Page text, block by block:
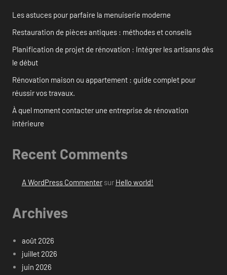
Les astuces pour parfaire la menuiserie moderne
Restauration de pièces antiques : méthodes et conseils
Planification de projet de rénovation : Intégrer les artisans dès
le début
Rénovation maison ou appartement : guide complet pour
réussir vos travaux.
À quel moment contacter une entreprise de rénovation
intérieure
Recent Comments
A WordPress Commentersur Hello world!
Archives
août 2026
juillet 2026
juin 2026